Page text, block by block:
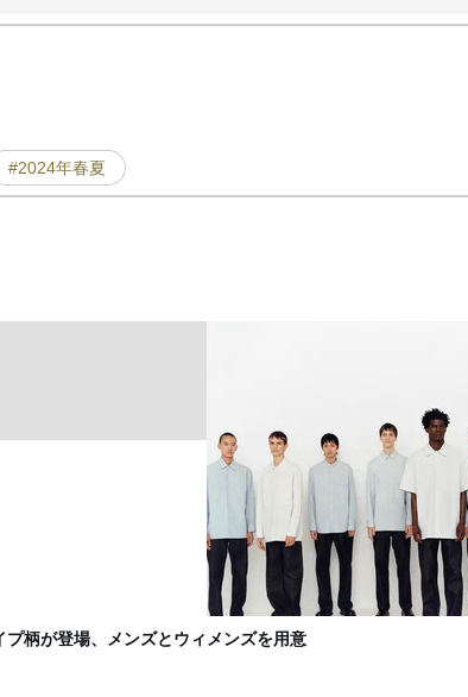
#2024年春夏
柄が登場、メンズとウィメンズを用意